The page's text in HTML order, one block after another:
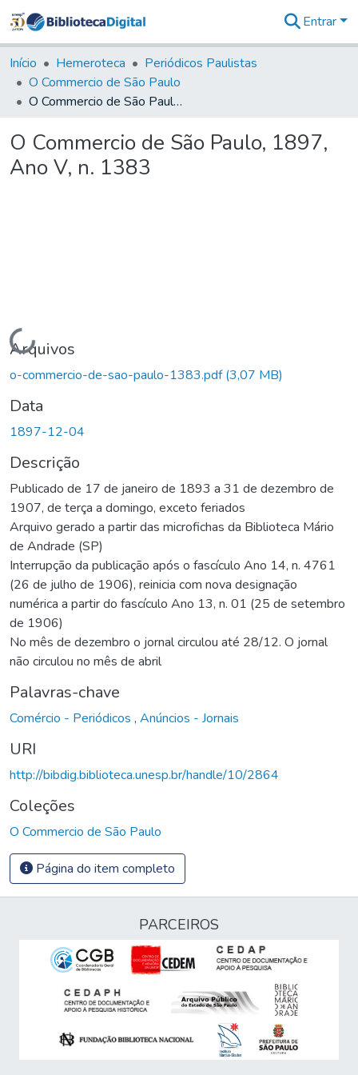
&
Coleções
Tudo na
Biblioteca
Estatísticas
Entrar
Início Hemeroteca
Periódicos Paulistas
O Commercio de São Paulo
O Commercio de São Paulo, 1897, Ano V, n. 1383
O Commercio de São Paulo, 1897,
Ano V, n. 1383
Carregando...
Arquivos
o-commercio-de-sao-paulo-1383.pdf(3,07 MB)
Data
1897-12-04
Descrição
Publicado de 17 de janeiro de 1893 a 31 de dezembro de
1907, de terça a domingo, exceto feriados
Arquivo gerado a partir das microfichas da Biblioteca Mário
de Andrade (SP)
Interrupção da publicação após o fascículo Ano 14, n. 4761
(26 de julho de 1906), reinicia com nova designação
numérica a partir do fascículo Ano 13, n. 01 (25 de setembro
de 1906)
No mês de dezembro o jornal circulou até 28/12. O jornal
não circulou no mês de abril
Palavras-chave
Comércio - Periódicos , Anúncios - Jornais
URI
http://bibdig.biblioteca.unesp.br/handle/10/2864
Coleções
O Commercio de São Paulo
Página do item completo
PARCEIROS